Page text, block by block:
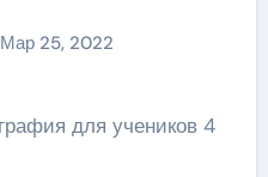
Мар 25, 2022